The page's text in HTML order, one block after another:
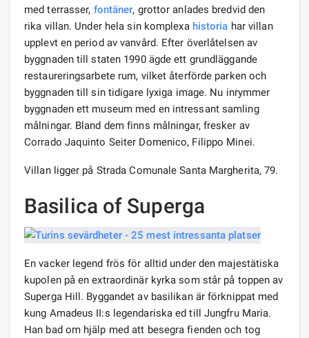
med terrasser, fontäner, grottor anlades bredvid den
rika villan. Under hela sin komplexa historia har villan
upplevt en period av vanvård. Efter överlåtelsen av
byggnaden till staten 1990 ägde ett grundläggande
restaureringsarbete rum, vilket återförde parken och
byggnaden till sin tidigare lyxiga image. Nu inrymmer
byggnaden ett museum med en intressant samling
målningar. Bland dem finns målningar, fresker av
Corrado Jaquinto Seiter Domenico, Filippo Minei.
Villan ligger på Strada Comunale Santa Margherita, 79.
Basilica of Superga
En vacker legend frös för alltid under den majestätiska
kupolen på en extraordinär kyrka som står på toppen av
Superga Hill. Byggandet av basilikan är förknippat med
kung Amadeus II:s legendariska ed till Jungfru Maria.
Han bad om hjälp med att besegra fienden och tog